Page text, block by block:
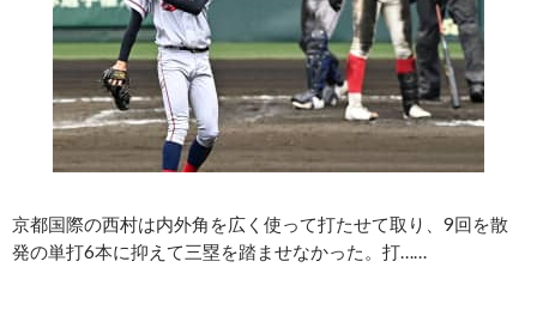
京都国際の西村は内外角を広く使って打たせて取り、9回を散
発の単打6本に抑えて三塁を踏ませなかった。打……